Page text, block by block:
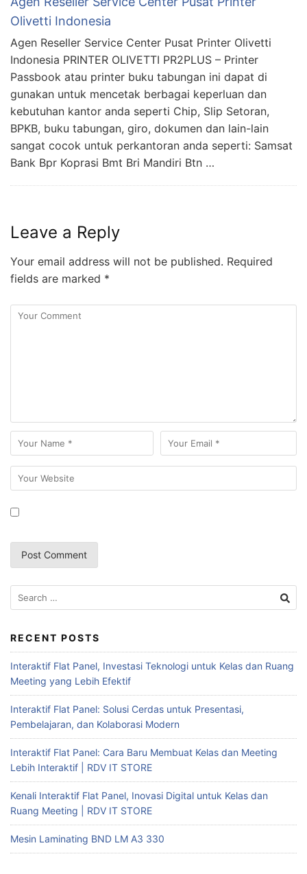
Olivetti Indonesia
Agen Reseller Service Center Pusat Printer Olivetti
Indonesia PRINTER OLIVETTI PR2PLUS – Printer
Passbook atau printer buku tabungan ini dapat di
gunakan untuk mencetak berbagai keperluan dan
kebutuhan kantor anda seperti Chip, Slip Setoran,
BPKB, buku tabungan, giro, dokumen dan lain-lain
sangat cocok untuk perkantoran anda seperti: Samsat
Bank Bpr Koprasi Bmt Bri Mandiri Btn …
Leave a Reply
Your email address will not be published. Required
fields are marked *
RECENT POSTS
Interaktif Flat Panel, Investasi Teknologi untuk Kelas dan Ruang
Meeting yang Lebih Efektif
Interaktif Flat Panel: Solusi Cerdas untuk Presentasi,
Pembelajaran, dan Kolaborasi Modern
Interaktif Flat Panel: Cara Baru Membuat Kelas dan Meeting
Lebih Interaktif | RDV IT STORE
Kenali Interaktif Flat Panel, Inovasi Digital untuk Kelas dan
Ruang Meeting | RDV IT STORE
Mesin Laminating BND LM A3 330